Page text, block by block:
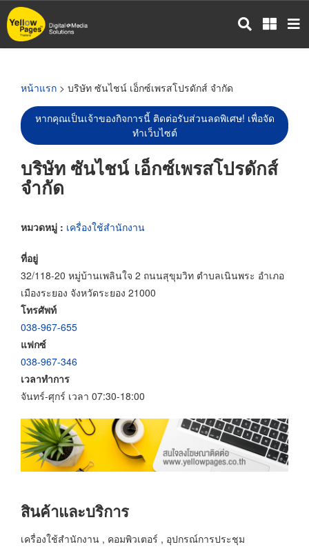
ข้าม
ไป
หน้าแรก > บริษัท ซันไชน์ เอ็กซ์เพรสโปรดักส์ จำกัด
หากคุณเป็นเจ้าของกิจการนี้ ติดต่อรับส่วนลดพิเศษ! เพื่อจัด
ทำเว็บไซต์
บริษัท ซันไชน์ เอ็กซ์เพรสโปรดักส์
จำกัด
หมวดหมู่ : เครื่องใช้สำนักงาน
ที่อยู่
32/118-20 หมู่บ้านเพลินใจ 2 ถนนสุขุมวิท ตำบลเนินพระ อำเภอ
เมืองระยอง จังหวัดระยอง 21000
โทรศัพท์
038-967-655
แฟกซ์
038-967-346
เวลาทำการ
จันทร์-ศุกร์ เวลา 07:30-18:00
สินค้าและบริการ
เครื่องใช้สำนักงาน , คอมพิวเตอร์ , อุปกรณ์การประชุม